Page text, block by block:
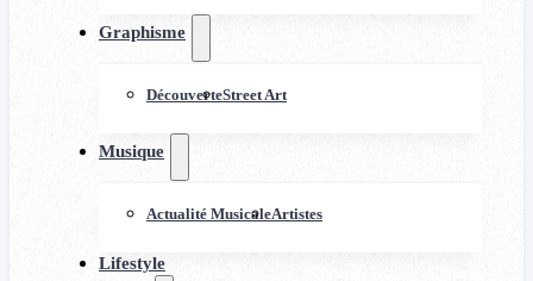
Graphisme
DécouverteStreet Art
Musique
Actualité MusicaleArtistes
Lifestyle